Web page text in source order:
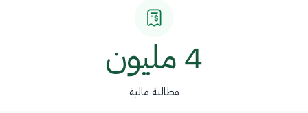
4 مليون
مطالبة مالية